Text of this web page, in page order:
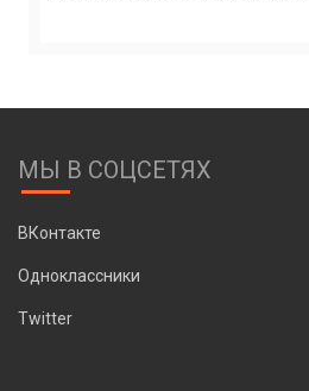
МЫ В СОЦСЕТЯХ
ВКонтакте
Одноклассники
Twitter